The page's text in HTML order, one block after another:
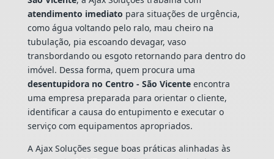
atendimento imediato para situações de urgência,
como água voltando pelo ralo, mau cheiro na
tubulação, pia escoando devagar, vaso
transbordando ou esgoto retornando para dentro do
imóvel. Dessa forma, quem procura uma
desentupidora no Centro - São Vicenteencontra
uma empresa preparada para orientar o cliente,
identificar a causa do entupimento e executar o
serviço com equipamentos apropriados.
A Ajax Soluções segue boas práticas alinhadas às